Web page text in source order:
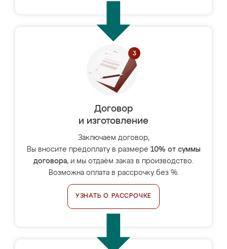
Договор
и изготовление
Заключаем договор,
Вы вносите предоплату в размере 10% от суммы
договора, и мы отдаём заказ в производство.
Возможна оплата в рассрочку без %.
УЗНАТЬ О РАССРОЧКЕ